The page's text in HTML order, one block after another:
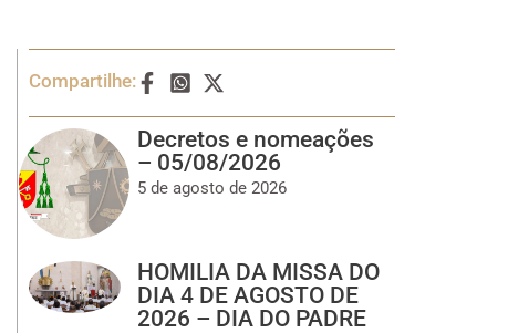
Compartilhe:
Decretos e nomeações
– 05/08/2026
5 de agosto de 2026
HOMILIA DA MISSA DO
DIA 4 DE AGOSTO DE
2026 – DIA DO PADRE